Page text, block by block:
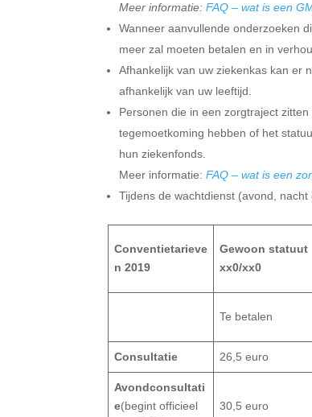
Meer informatie:FAQ – wat is een
Wanneer aanvullende onderzoeken
meer zal moeten betalen en in
Afhankelijk van uw ziekenkas kan er
afhankelijk van uw leeftijd.
Personen die in een zorgtraject
tegemoetkoming hebben of het
hun ziekenfonds.
Meer informatie:FAQ – wat is een
Tijdens de wachtdienst (avond,
Conventietarieve
n 2019
Gewoon statuut
xx0/xx0
Te betalen
Consultatie 26,5 euro
Avondconsultati
e(begint officieel
30,5 euro